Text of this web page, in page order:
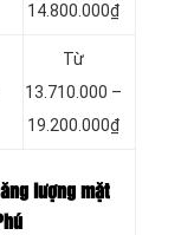
14.800.000₫
Từ
13.710.000 –
19.200.000₫
lượng mặt